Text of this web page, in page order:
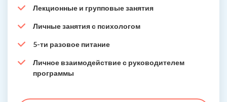
Лекционные и групповые занятия
Личные занятия с психологом
5-ти разовое питание
Личное взаимодействие с руководителем
программы